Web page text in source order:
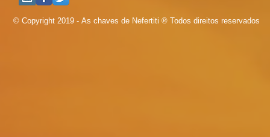
© Copyright 2019 - As chaves de Nefertiti ® Todos direitos reservados